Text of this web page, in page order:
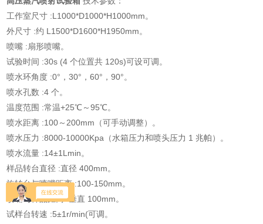
工作室尺寸 :L1000*D1000*H1000mm。
外尺寸 :约 L1500*D1600*H1950mm。
喷嘴 :扇形喷嘴。
试验时间 :30s (4 个位置共 120s)可设可调。
喷水环角度 :0°，30°，60°，90°。
喷水孔数 :4 个。
温度范围 :常温+25℃～95℃。
喷水距离 :100～200mm（可手动调整） 。
喷水压力 :8000-10000Kpa（水箱压力和喷头压力 1 兆帕） 。
喷水流量 :14±1Lmin。
样品转台直径 :直径 400mm。
旋转台与喷嘴距离 :100-150mm。
喷嘴与样品距离 :垂直 100mm。
试样台转速 :5±1r/min(可调。